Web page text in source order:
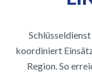
koordiniert
Region. So